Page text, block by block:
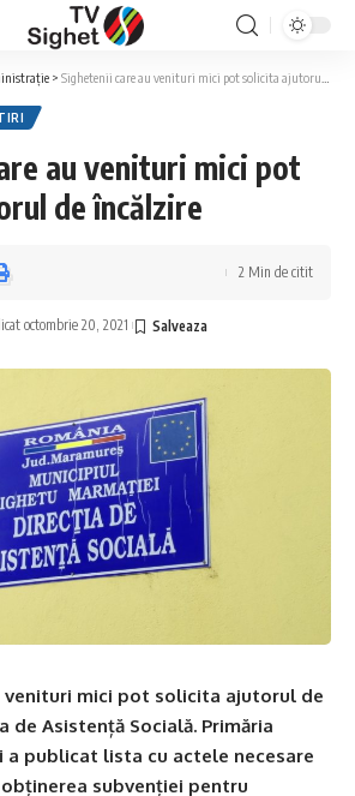
> Sighetenii care au venituri mici pot solicita ajutorul de încălzire
au venituri mici pot
de încălzire
octombrie 20, 2021
2 Min de citit
venituri mici pot solicita ajutorul de
de Asistență Socială. Primăria
a publicat lista cu actele necesare
subvenției pentru